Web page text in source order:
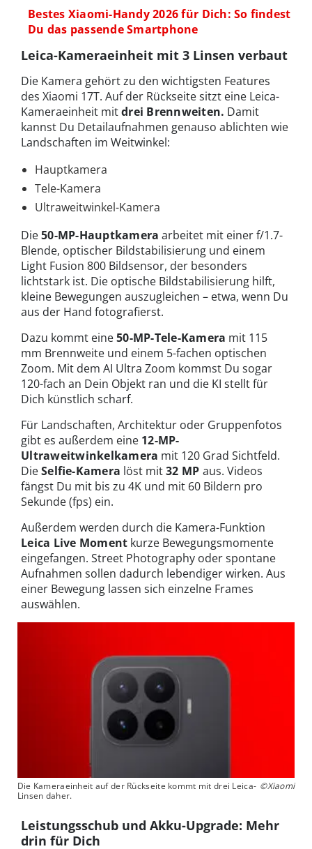
Bestes Xiaomi-Handy 2026 für Dich: So findest
Du das passende Smartphone
Leica-Kameraeinheit mit 3 Linsen verbaut
Die Kamera gehört zu den wichtigsten Features
des Xiaomi 17T. Auf der Rückseite sitzt eine Leica-
Kameraeinheit mitdrei Brennweiten. Damit
kannst Du Detailaufnahmen genauso ablichten wie
Landschaften im Weitwinkel:
Hauptkamera
Tele-Kamera
Ultraweitwinkel-Kamera
Die50-MP-Hauptkamera arbeitet mit einer f/1.7-
Blende, optischer Bildstabilisierung und einem
Light Fusion 800 Bildsensor, der besonders
lichtstark ist. Die optische Bildstabilisierung hilft,
kleine Bewegungen auszugleichen – etwa, wenn Du
aus der Hand fotografierst.
Dazu kommt eine50-MP-Tele-Kamera mit 115
mm Brennweite und einem 5-fachen optischen
Zoom. Mit dem AI Ultra Zoom kommst Du sogar
120-fach an Dein Objekt ran und die KI stellt für
Dich künstlich scharf.
Für Landschaften, Architektur oder Gruppenfotos
gibt es außerdem eine 12-MP-
Ultraweitwinkelkamera mit 120 Grad Sichtfeld.
DieSelfie-Kamera löst mit32 MP aus. Videos
fängst Du mit bis zu 4K und mit 60 Bildern pro
Sekunde (fps) ein.
Außerdem werden durch die Kamera-Funktion
Leica Live Moment kurze Bewegungsmomente
eingefangen. Street Photography oder spontane
Aufnahmen sollen dadurch lebendiger wirken. Aus
einer Bewegung lassen sich einzelne Frames
auswählen.
Die Kameraeinheit auf der Rückseite kommt mit drei Leica-
Linsen daher.
©Xiaomi
Leistungsschub und Akku-Upgrade: Mehr
drin für Dich